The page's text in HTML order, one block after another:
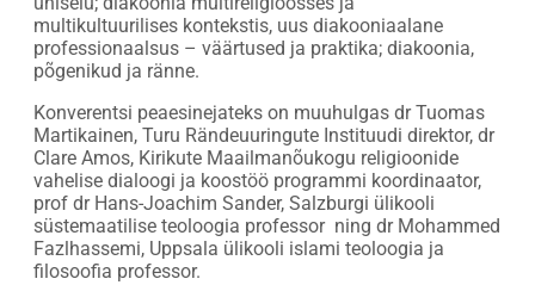
multikultuurilises kontekstis, uus diakooniaalane
professionaalsus – väärtused ja praktika; diakoonia,
põgenikud ja ränne.
Konverentsi peaesinejateks on muuhulgas dr Tuomas
Martikainen, Turu Rändeuuringute Instituudi direktor, dr
Clare Amos, Kirikute Maailmanõukogu religioonide
vahelise dialoogi ja koostöö programmi koordinaator,
prof dr Hans-Joachim Sander, Salzburgi ülikooli
süstemaatilise teoloogia professor ning dr Mohammed
Fazlhassemi, Uppsala ülikooli islami teoloogia ja
filosoofia professor.